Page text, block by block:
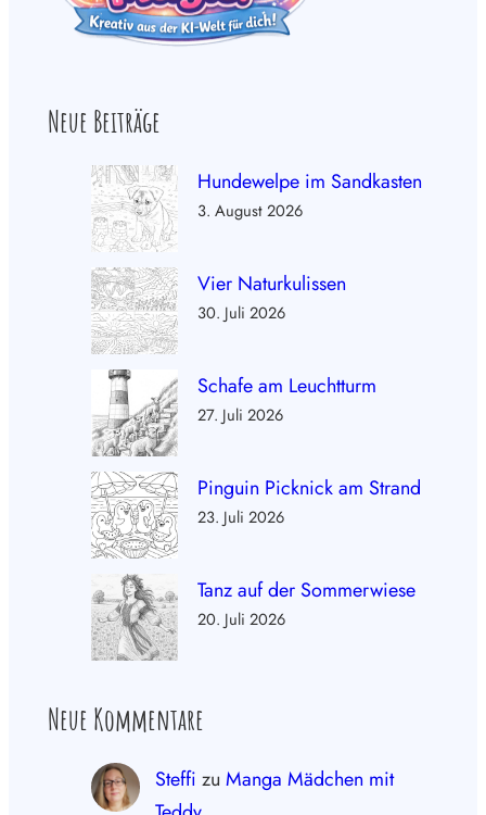
Neue Beiträge
Hundewelpe im Sandkasten
3. August 2026
Vier Naturkulissen
30. Juli 2026
Schafe am Leuchtturm
27. Juli 2026
Pinguin Picknick am Strand
23. Juli 2026
Tanz auf der Sommerwiese
20. Juli 2026
Neue Kommentare
Steffi zu Manga Mädchen mit